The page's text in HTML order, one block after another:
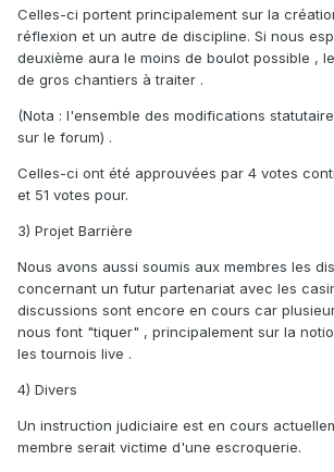
Celles-ci portent principalement sur la
réflexion et un autre de discipline. Si nous
deuxième aura le moins de boulot possible ,
de gros chantiers à traiter .
(Nota : l'ensemble des modifications
sur le forum) .
Celles-ci ont été approuvées par 4 votes
et 51 votes pour.
3) Projet Barrière
Nous avons aussi soumis aux membres les
concernant un futur partenariat avec les
discussions sont encore en cours car
nous font "tiquer" , principalement sur la
les tournois live .
4) Divers
Un instruction judiciaire est en cours
membre serait victime d'une escroquerie.